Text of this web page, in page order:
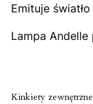
Emituje
Lampa
Kinkiety